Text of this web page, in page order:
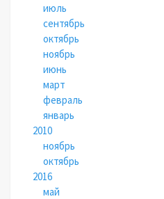
июль
сентябрь
октябрь
ноябрь
июнь
март
февраль
январь
2010
ноябрь
октябрь
2016
май